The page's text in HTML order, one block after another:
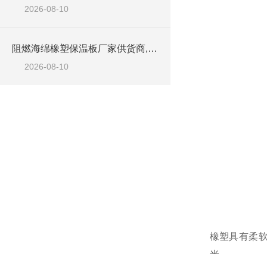
2026-08-10
阻燃海绵橡塑保温板厂家供货商,橡塑海绵板材料
2026-08-10
橡塑具有柔